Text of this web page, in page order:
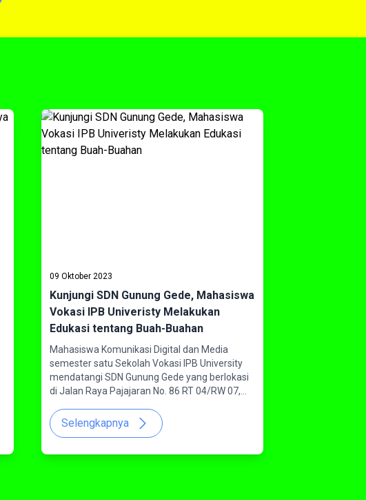
09 Oktober 2023
Kunjungi SDN Gunung Gede, Mahasiswa
Vokasi IPB Univeristy Melakukan
Edukasi tentang Buah-Buahan
Mahasiswa Komunikasi Digital dan Media
semester satu Sekolah Vokasi IPB University
mendatangi SDN Gunung Gede yang berlokasi
di Jalan Raya Pajajaran No. 86 RT 04/RW 07,
rangka sosialisasi buah-buahan pada Kamis
(5/10/2023).Sosialisasi atau sharing session ini
Selengkapnya